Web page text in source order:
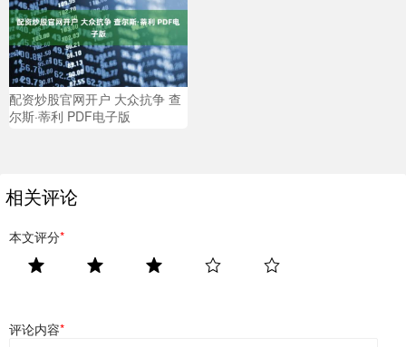
配资炒股官网开户 大众抗争 查
尔斯·蒂利 PDF电子版
相关评论
本文评分*
评论内容*